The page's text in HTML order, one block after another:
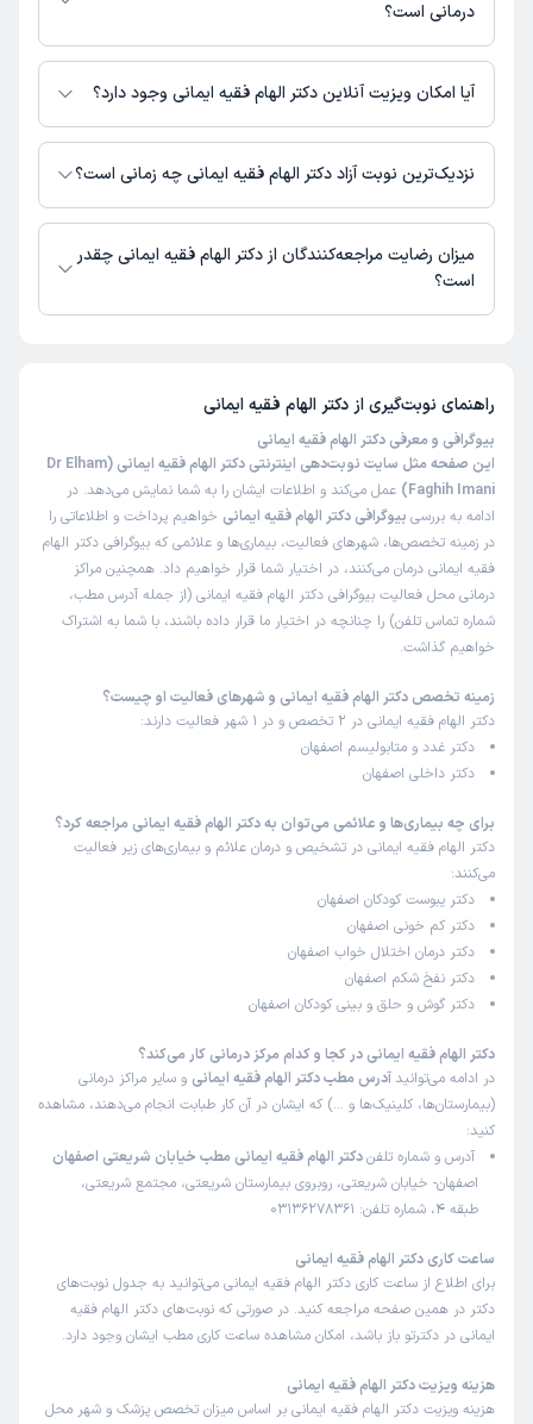
درمانی است؟
اطلاعاتی درباره محل فعالیت دکتر الهام فقیه ایمانی در مراکز درمانی در دسترس
نیست.
آیا امکان ویزیت آنلاین دکتر الهام فقیه ایمانی وجود دارد؟
در حال حاضر اطلاعاتی درباره ارائه ویزیت آنلاین توسط دکتر الهام فقیه ایمانی در
دسترس نیست. برای دریافت اطلاعات دقیق‌تر، لطفاً با مطب تماس بگیرید.
نزدیک‌ترین نوبت آزاد دکتر الهام فقیه ایمانی چه زمانی است؟
زمان نوبت‌دهی و پذیرش بیماران با هماهنگی مطب مشخص می‌شود.
میزان رضایت مراجعه‌کنندگان از دکتر الهام فقیه ایمانی چقدر
است؟
راهنمای نوبت‌گیری از دکتر الهام فقیه ایمانی
بیوگرافی و معرفی دکتر الهام فقیه ایمانی
این صفحه مثل سایت نوبت‌دهی اینترنتی دکتر الهام فقیه ایمانی (Dr Elham
Faghih Imani)
عمل می‌کند و اطلاعات ایشان را به شما نمایش می‌دهد. در
ادامه به بررسی بیوگرافی دکتر الهام فقیه ایمانی خواهیم پرداخت و اطلاعاتی را
در زمینه تخصص‌ها، شهرهای فعالیت، بیماری‌ها و علائمی که بیوگرافی دکتر الهام
فقیه ایمانی درمان می‌کنند، در اختیار شما قرار خواهیم داد. همچنین مراکز
درمانی محل فعالیت بیوگرافی دکتر الهام فقیه ایمانی (از جمله آدرس مطب،
شماره تماس تلفن) را چنانچه در اختیار ما قرار داده باشند، با شما به اشتراک
خواهیم گذاشت.
زمینه تخصص دکتر الهام فقیه ایمانی و شهرهای فعالیت او چیست؟
دکتر الهام فقیه ایمانی در 2 تخصص و در 1 شهر فعالیت دارند:
دکتر غدد و متابولیسم اصفهان
دکتر داخلی اصفهان
برای چه بیماری‌ها و علائمی می‌توان به دکتر الهام فقیه ایمانی مراجعه کرد؟
دکتر الهام فقیه ایمانی در تشخیص و درمان علائم و بیماری‌های زیر فعالیت
می‌کنند:
دکتر یبوست کودکان اصفهان
دکتر کم خونی اصفهان
دکتر درمان اختلال خواب اصفهان
دکتر نفخ شکم اصفهان
دکتر گوش و حلق و بینی کودکان اصفهان
دکتر الهام فقیه ایمانی در کجا و کدام مرکز درمانی کار می‌کند؟
در ادامه می‌توانید آدرس مطب دکتر الهام فقیه ایمانی و سایر مراکز درمانی
(بیمارستان‌ها، کلینیک‌ها و …) که ایشان در آن کار طبابت انجام می‌دهند، مشاهده
کنید:
آدرس و شماره تلفندکتر الهام فقیه ایمانی مطب خیابان شریعتی اصفهان
اصفهان- خیابان شریعتی، روبروی بیمارستان شریعتی، مجتمع شریعتی،
طبقه 4، شماره تلفن: 03136278361
ساعت کاری دکتر الهام فقیه ایمانی
برای اطلاع از ساعت کاری دکتر الهام فقیه ایمانی می‌توانید به جدول نوبت‌های
دکتر در همین صفحه مراجعه کنید. در صورتی که نوبت‌های دکتر الهام فقیه
ایمانی در دکترتو باز باشد، امکان مشاهده ساعت کاری مطب ایشان وجود دارد.
هزینه ویزیت دکتر الهام فقیه ایمانی
هزینه ویزیت دکتر الهام فقیه ایمانی بر اساس میزان تخصص پزشک و شهر محل